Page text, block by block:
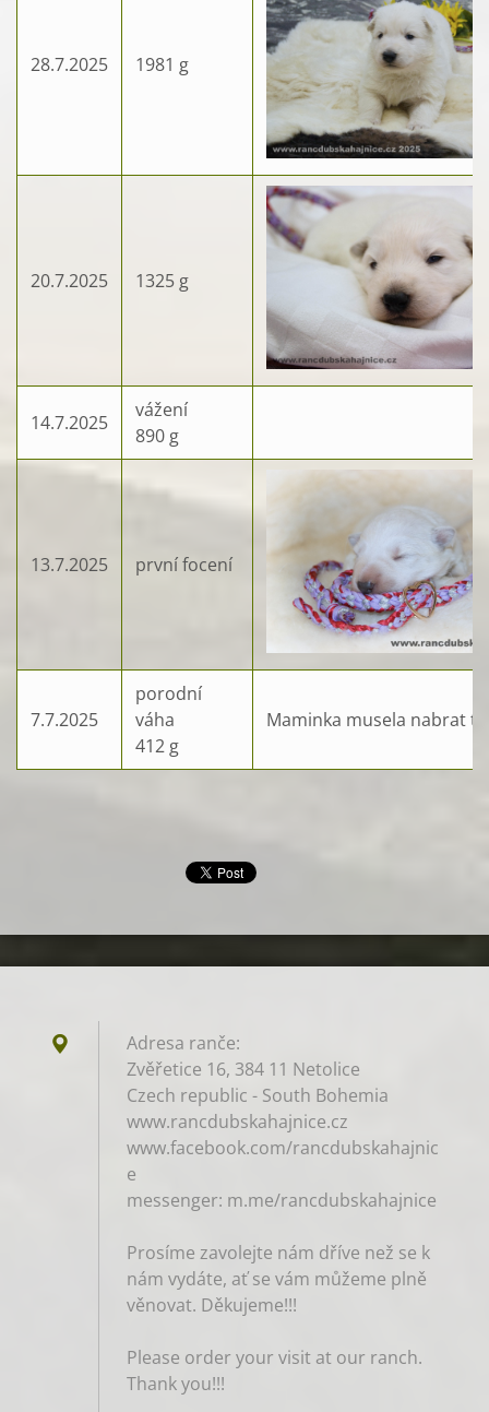
28.7.2025 1981 g
20.7.2025 1325 g
14.7.2025
vážení
890 g
13.7.2025 první focení
7.7.2025
porodní
váha
412 g
Maminka musela nabrat
Adresa ranče:
Zvěřetice 16, 384 11 Netolice
Czech republic - South Bohemia
www.rancdubskahajnice.cz
www.facebook.com/rancdubskahajnic
e
messenger: m.me/rancdubskahajnice
Prosíme zavolejte nám dříve než se k
nám vydáte, ať se vám můžeme plně
věnovat. Děkujeme!!!
Please order your visit at our ranch.
Thank you!!!